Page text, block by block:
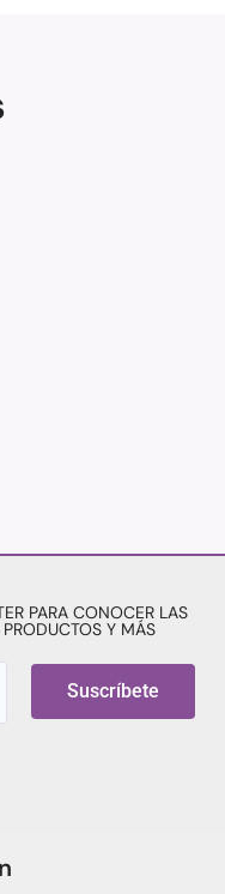
PARA CONOCER LAS
Y MÁS
Suscríbete